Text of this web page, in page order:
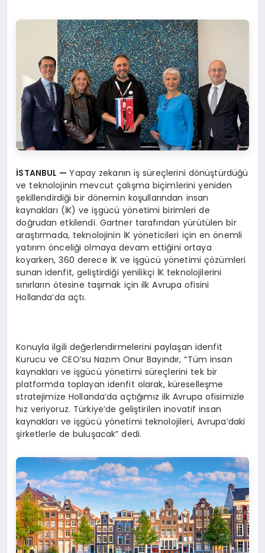
İSTANBUL —Yapay zekanın iş süreçlerini dönüştürdüğü
ve teknolojinin mevcut çalışma biçimlerini yeniden
şekillendirdiği bir dönemin koşullarından insan
kaynakları (İK) ve işgücü yönetimi birimleri de
doğrudan etkilendi. Gartner tarafından yürütülen bir
araştırmada, teknolojinin İK yöneticileri için en önemli
yatırım önceliği olmaya devam ettiğini ortaya
koyarken, 360 derece İK ve işgücü yönetimi çözümleri
sunan idenfit, geliştirdiği yenilikçi İK teknolojilerini
sınırların ötesine taşımak için ilk Avrupa ofisini
Hollanda’da açtı.
Konuyla ilgili değerlendirmelerini paylaşan idenfit
Kurucu ve CEO’su Nazım Onur Bayındır, “Tüm insan
kaynakları ve işgücü yönetimi süreçlerini tek bir
platformda toplayan idenfit olarak, küreselleşme
stratejimize Hollanda’da açtığımız ilk Avrupa ofisimizle
hız veriyoruz. Türkiye’de geliştirilen inovatif insan
kaynakları ve işgücü yönetimi teknolojileri, Avrupa’daki
şirketlerle de buluşacak” dedi.